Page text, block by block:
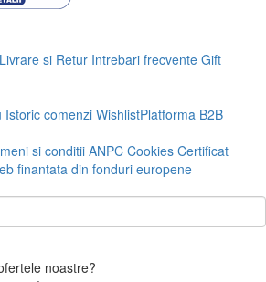
Livrare si Retur Intrebari frecvente Gift
Istoric comenzi WishlistPlatforma B2B
si conditii ANPC Cookies Certificat
finantata din fonduri europene
noastre?